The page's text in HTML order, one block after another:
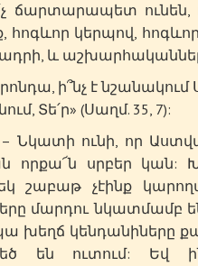
ճարտարապետ ունեն,
կերպով,
և
ի՞նչ է նշանակում
Տե՛ր» (Սաղմ. 35, 7):
ունի, որ Աստված
սրբեր կան:
շաբաթ չէինք
մարդու նկատմամբ
խեղճ կենդանիները
են ուտում: Եվ